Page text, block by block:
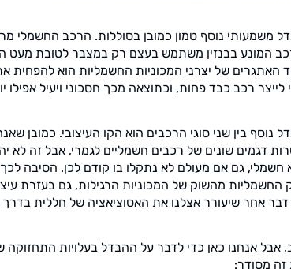
משמעותי נוסף טמון כמובן בסוללות. הרכב החשמלי
המונע בבנזין משתמש בעצם רק במצבר לטובת מעט
האתגרים של יצרני המכוניות החשמליות הוא להפחית
לייצר רכב כבד פחות, וכתוצאה מכך חסכוני ויעיל אפילו
נוסף בין שני סוגי הרכבים הוא הקו העיצובי. כמובן
דגמים שונים של רכבים חשמליים לגמרי, אבל זה לא
חשמלי, גם אם מעולם לא נתקלו בו קודם לכן. הסיבה
החשמליות מהשוק של המכוניות הרגילות, גם בעזרת
דבר אחר שיעורר אצלנו את האסוציאציה של חללית
אבל אנחנו כאן כדי לדבר על ההבדל בעלויות
מסודר: